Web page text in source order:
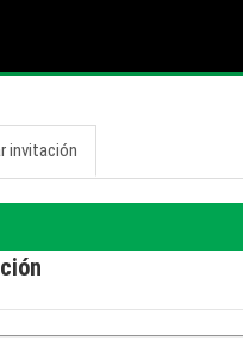
invitación